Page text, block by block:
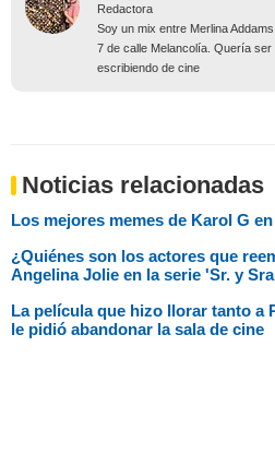
Redactora
Soy un mix entre Merlina
7 de calle Melancolía. Quería
escribiendo de cine
Noticias relacionadas
Los mejores memes de Karol G
¿Quiénes son los actores que
Angelina Jolie en la serie 'Sr. y
La película que hizo llorar tanto a
le pidió abandonar la sala de cine